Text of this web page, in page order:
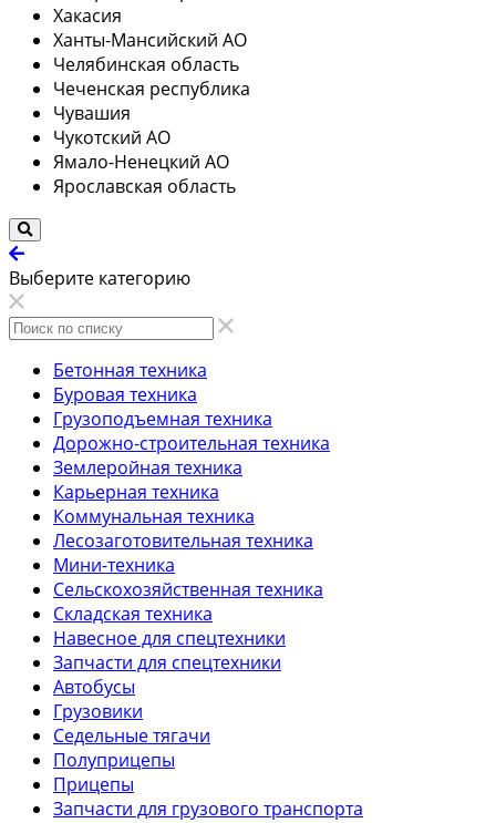
Хакасия
Ханты-Мансийский АО
Челябинская область
Чеченская республика
Чувашия
Чукотский АО
Ямало-Ненецкий АО
Ярославская область
Выберите категорию
Бетонная техника
Буровая техника
Грузоподъемная техника
Дорожно-строительная техника
Землеройная техника
Карьерная техника
Коммунальная техника
Лесозаготовительная техника
Мини-техника
Сельскохозяйственная техника
Складская техника
Навесное для спецтехники
Запчасти для спецтехники
Автобусы
Грузовики
Седельные тягачи
Полуприцепы
Прицепы
Запчасти для грузового транспорта